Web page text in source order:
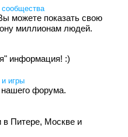
сообщества
можете показать свою
миллионам людей.
информация! :)
игры
форума.
в Питере, Москве и